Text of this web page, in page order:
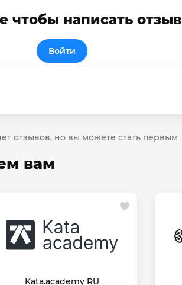
чтобы написать отзыв
Войти
отзывов, но вы можете стать первым
вам
Kata.academy RU